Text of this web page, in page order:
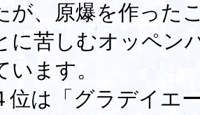
が、原爆を作った
に苦しむオッペン
います。
は「グラデイエ